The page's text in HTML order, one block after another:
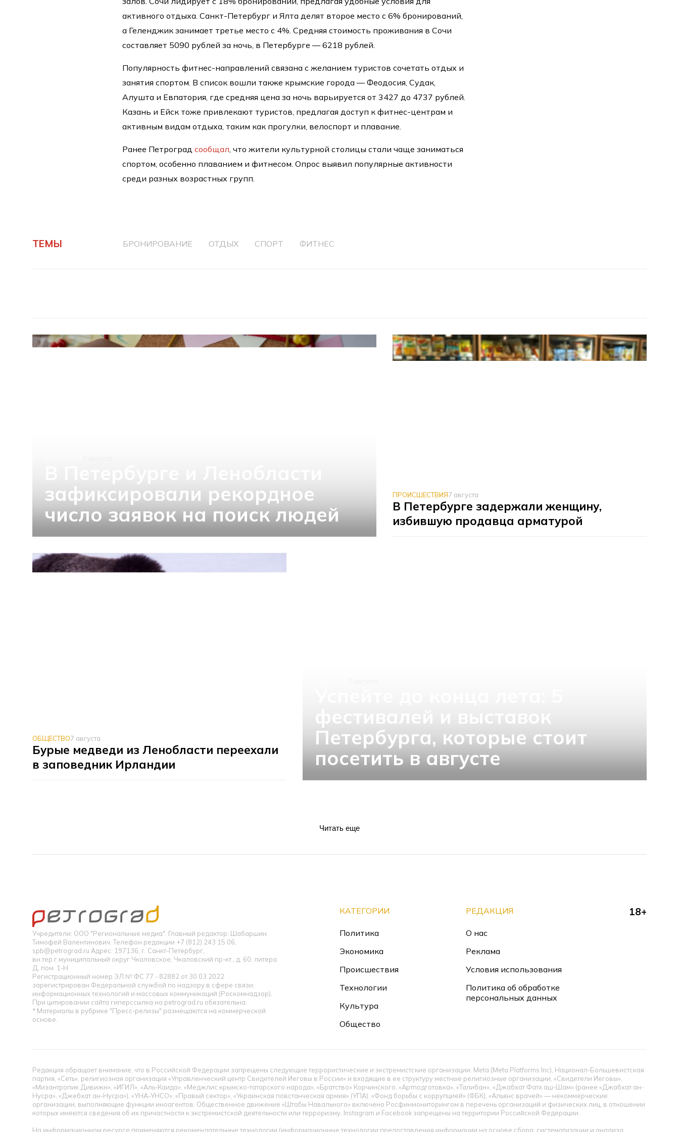
активного отдыха. Санкт-Петербург и Ялта делят второе место с 6% бронирований,
а Геленджик занимает третье место с 4%. Средняя стоимость проживания в Сочи
составляет 5090 рублей за ночь, в Петербурге — 6218 рублей.
Популярность фитнес-направлений связана с желанием туристов сочетать отдых и
занятия спортом. В список вошли также крымские города — Феодосия, Судак,
Алушта и Евпатория, где средняя цена за ночь варьируется от 3427 до 4737 рублей.
Казань и Ейск тоже привлекают туристов, предлагая доступ к фитнес-центрам и
активным видам отдыха, таким как прогулки, велоспорт и плавание.
Ранее Петроградсообщал , что жители культурной столицы стали чаще заниматься
спортом, особенно плаванием и фитнесом. Опрос выявил популярные активности
среди разных возрастных групп.
ТЕМЫ БРОНИРОВАНИЕ ОТДЫХ СПОРТ ФИТНЕС
зафиксировали рекордное
число заявок на поиск людей
ПРОИСШЕСТВИЯ7 августа
В Петербурге задержали женщину,
избившую продавца арматурой
ОБЩЕСТВО7 августа
Бурые медведи из Ленобласти переехали
в заповедник Ирландии
фестивалей и выставок
Петербурга, которые стоит
посетить в августе
Читать еще
Учредители: ООО "Региональные медиа". Главный редактор: Шабаршин
Тимофей Валентинович. Телефон редакции +7 (812) 243 15 06,
spb@petrograd.ru Адрес: 197136, г. Санкт-Петербург,
вн.тер.г.муниципальный округ Чкаловское, Чкаловский пр-кт., д. 60, литера
Д, пом. 1-Н
Регистрационный номер ЭЛ № ФС 77 - 82882 от 30.03.2022
зарегистрирован Федеральной службой по надзору в сфере связи,
информационных технологий и массовых коммуникаций (Роскомнадзор).
При цитировании сайта гиперссылка на petrograd.ru обязательна.
* Материалы в рубрике "Пресс-релизы" размещаются на коммерческой
основе.
КАТЕГОРИИ
Политика
Экономика
Происшествия
Технологии
Культура
Общество
РЕДАКЦИЯ
О нас
Реклама
Условия использования
Политика об обработке
персональных данных
18+
Редакция обращает внимание, что в Российской Федерации запрещены следующие террористические и экстремистские организации: Meta (Meta Platforms Inc), Национал-Большевистская
партия, «Сеть», религиозная организация «Управленческий центр Свидетелей Иеговы в России» и входящие в ее структуру местные религиозные организации, «Свидетели Иеговы»,
«Мизантропик Дивижн», «ИГИЛ», «Аль-Каида», «Меджлис крымско-татарского народа», «Братство» Корчинского, «Артподготовка», «Талибан», «Джабхат Фатх аш-Шам» (ранее «Джабхат ан-
Нусра», «Джебхат ан-Нусра»), «УНА-УНСО», «Правый сектор», «Украинская повстанческая армия» (УПА). «Фонд борьбы с коррупцией» (ФБК), «Альянс врачей» — некоммерческие
организации, выполняющие функции иноагентов. Общественное движение «Штабы Навального» включено Росфинмониторингом в перечень организаций и физических лиц, в отношении
которых имеются сведения об их причастности к экстремистской деятельности или терроризму. Instagram и Facebook запрещены на территории Российской Федерации.
На информационном ресурсе применяются рекомендательные технологии (информационные технологии предоставления информации на основе сбора, систематизации и анализа